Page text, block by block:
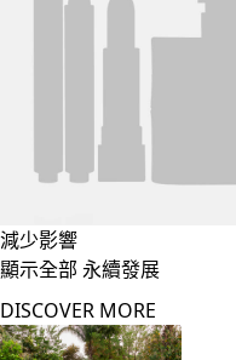
減少影響
顯示全部 永續發展
DISCOVER MORE